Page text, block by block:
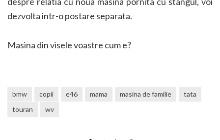
dezvolta intr-o postare separata.
Masina din visele voastre cum e?
bmw copii e46 mama masina de familie
tata
touran
wv